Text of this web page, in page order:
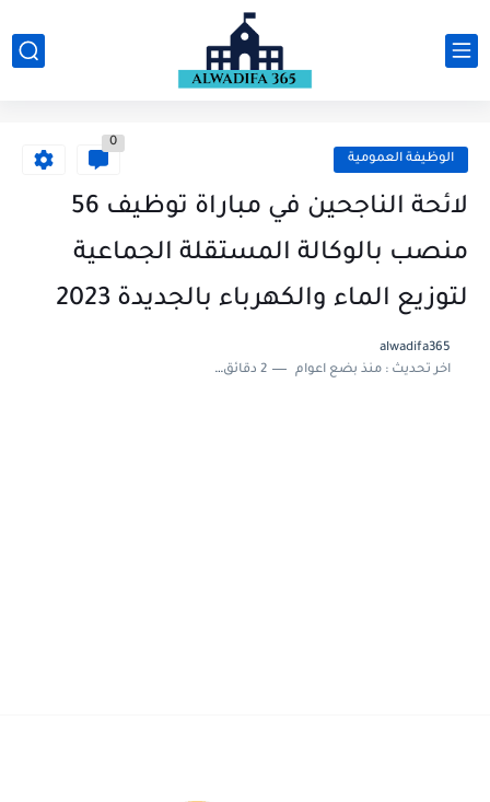
الوظيفة العمومية
0
لائحة الناجحين في مباراة توظيف 56
منصب بالوكالة المستقلة الجماعية
لتوزيع الماء والكهرباء بالجديدة 2023
alwadifa365
اخر تحديث :منذ بضع اعوام 2 دقائق للقراءة